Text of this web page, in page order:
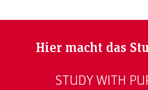
Hier macht das
STUDY WITH